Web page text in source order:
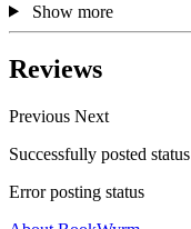
Show more
Reviews
Previous Next
Successfully posted status
Error posting status